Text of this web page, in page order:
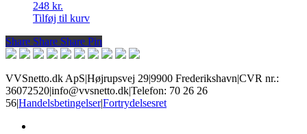
248 kr.
Tilføj til kurv
Share
Share Share Share Pin
VVSnetto.dk ApS|Højrupsvej 29|9900 Frederikshavn|CVR nr.:
36072520|info@vvsnetto.dk|Telefon: 70 26 26
56|Handelsbetingelser|Fortrydelsesret